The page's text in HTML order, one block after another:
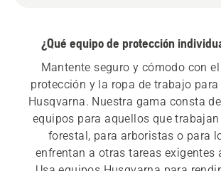
¿Qué equipo de protección
Mantente seguro y cómodo con
protección y la ropa de trabajo
Husqvarna. Nuestra gama consta
equipos para aquellos que
forestal, para arboristas o para
enfrentan a otras tareas exigentes